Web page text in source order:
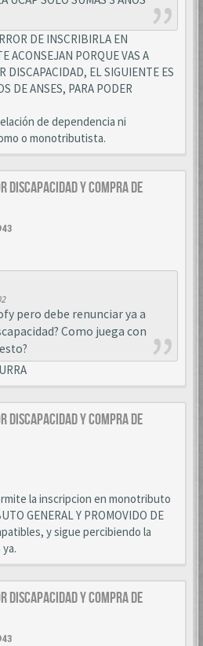
DE INSCRIBIRLA EN
ACONSEJAN PORQUE VAS A
DISCAPACIDAD, EL SIGUIENTE ES
DE ANSES, PARA PODER
de dependencia ni
o monotributista.
DISCAPACIDAD Y COMPRA DE
pero debe renunciar ya a
Como juega con
DISCAPACIDAD Y COMPRA DE
la inscripcion en monotributo
GENERAL Y PROMOVIDO DE
y sigue percibiendo la
DISCAPACIDAD Y COMPRA DE